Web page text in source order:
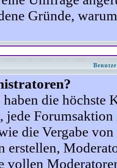
Gründe,
die höchste
jede
die Vergabe
erstellen,
vollen